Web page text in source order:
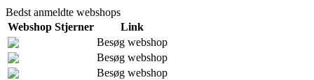
Bedst anmeldte webshops
Webshop Stjerner
Link
Besøg webshop
Besøg webshop
Besøg webshop